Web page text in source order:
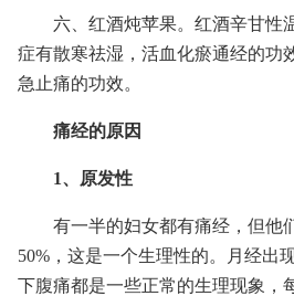
六、红酒炖苹果。红酒辛甘性
症有散寒祛湿，活血化瘀通经的功
急止痛的功效。
痛经的原因
1、原发性
有一半的妇女都有痛经，但他
50%，这是一个生理性的。月经出
下腹痛都是一些正常的生理现象，